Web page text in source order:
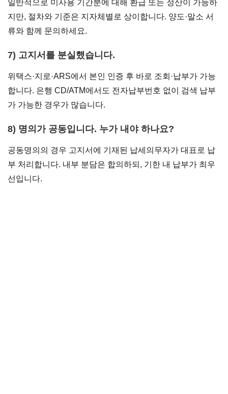
일반적으로 미사용 기간분에 대해 환급 또는 정산이 가능하
지만, 절차와 기준은 지자체별로 상이합니다. 양도·말소 서
류와 함께 문의하세요.
7) 고지서를 분실했습니다.
위택스·지로·ARS에서 본인 인증 후 바로 조회·납부가 가능
합니다. 은행 CD/ATM에서도 전자납부번호 없이 검색 납부
가 가능한 경우가 많습니다.
8) 명의가 공동입니다. 누가 내야 하나요?
공동명의의 경우 고지서에 기재된 납세의무자가 대표로 납
부 처리합니다. 내부 분담은 합의하되, 기한 내 납부가 최우
선입니다.